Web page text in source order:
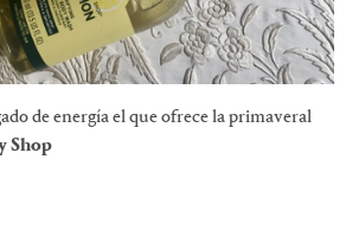
de energía el que ofrece la primaveral
Shop